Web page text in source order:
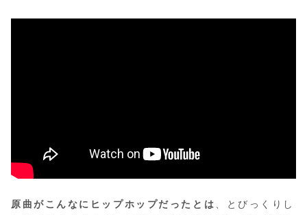
原曲がこんなにヒップホップだったとは、とびっくりし